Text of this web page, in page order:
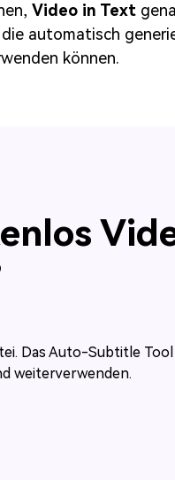
Video in Text
automatisch
können.
Das Auto-Subtitle
weiterverwenden.